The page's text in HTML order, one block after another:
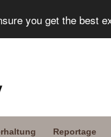
you get the best
Reportage